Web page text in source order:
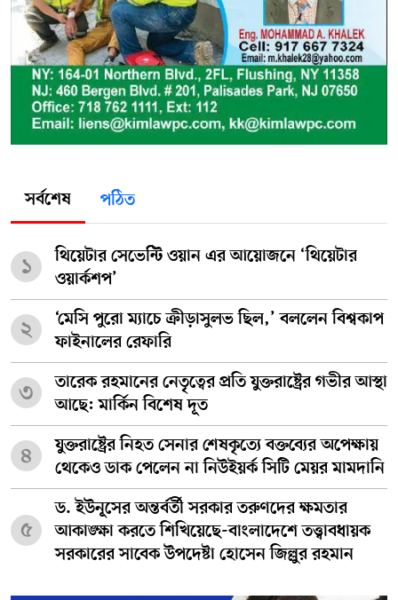
সর্বশেষ পঠিত
১
থিয়েটার সেভেন্টি ওয়ান এর আয়োজনে ‘থিয়েটার
ওয়ার্কশপ’
২
‘মেসি পুরো ম্যাচে ক্রীড়াসুলভ ছিল,’ বললেন বিশ্বকাপ
ফাইনালের রেফারি
৩
তারেক রহমানের নেতৃত্বের প্রতি যুক্তরাষ্ট্রের গভীর আস্থা
আছে: মার্কিন বিশেষ দূত
৪
যুক্তরাষ্ট্রের নিহত সেনার শেষকৃত্যে বক্তব্যের অপেক্ষায়
থেকেও ডাক পেলেন না নিউইয়র্ক সিটি মেয়র মামদানি
৫
ড. ইউনূসের অন্তর্বর্তী সরকার তরুণদের ক্ষমতার
আকাঙ্ক্ষা করতে শিখিয়েছে-বাংলাদেশে তত্ত্বাবধায়ক
সরকারের সাবেক উপদেষ্টা হোসেন জিল্লুর রহমান